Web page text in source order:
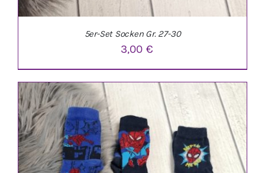
5er-Set Socken Gr. 27-30
3,00€